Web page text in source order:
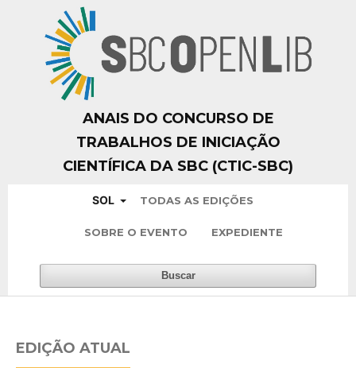
ANAIS DO CONCURSO DE
TRABALHOS DE INICIAÇÃO
CIENTÍFICA DA SBC (CTIC-SBC)
SOL TODAS AS EDIÇÕES
SOBRE O EVENTO EXPEDIENTE
Buscar
EDIÇÃO ATUAL